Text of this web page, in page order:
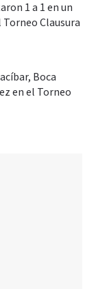
1 a 1 en un
Clausura
Boca
en el Torneo